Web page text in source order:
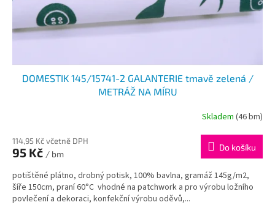
DOMESTIK 145/15741-2 GALANTERIE tmavě zelená /
METRÁŽ NA MÍRU
Skladem (46 bm)
114,95 Kč včetně DPH
95 Kč / bm
Do košíku
potištěné plátno, drobný potisk, 100% bavlna, gramáž 145g/m2,
šíře 150cm, praní 60°C vhodné na patchwork a pro výrobu ložního
povlečení a dekoraci, konfekční výrobu oděvů,...